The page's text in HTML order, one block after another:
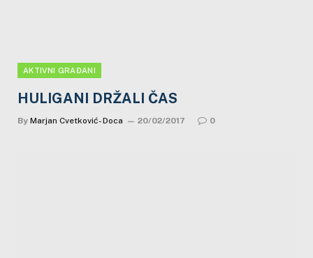
AKTIVNI GRAĐANI
HULIGANI DRŽALI ČAS
By Marjan Cvetković- Doca 20/02/2017 0